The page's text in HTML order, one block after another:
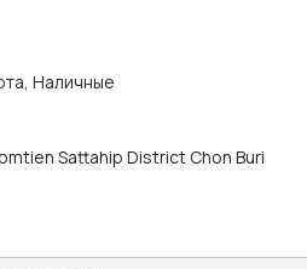
Наличные
Sattahip District Chon Buri